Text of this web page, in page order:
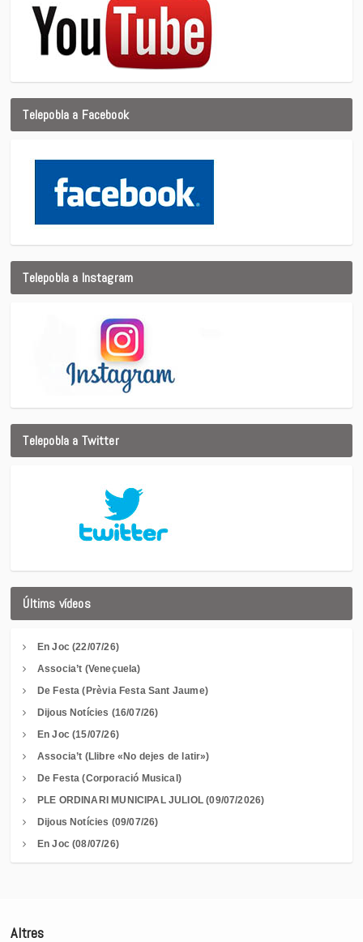
Telepobla a Facebook
Telepobla a Instagram
Telepobla a Twitter
Últims vídeos
En Joc (22/07/26)
Associa’t (Veneçuela)
De Festa (Prèvia Festa Sant Jaume)
Dijous Notícies (16/07/26)
En Joc (15/07/26)
Associa’t (Llibre «No dejes de latir»)
De Festa (Corporació Musical)
PLE ORDINARI MUNICIPAL JULIOL (09/07/2026)
Dijous Notícies (09/07/26)
En Joc (08/07/26)
Altres